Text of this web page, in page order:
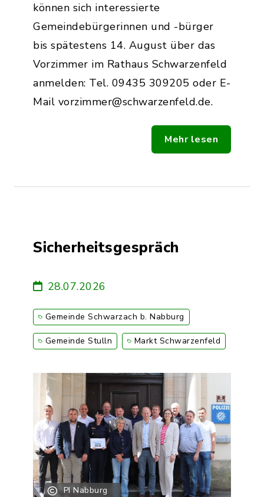
können sich interessierte
Gemeindebürgerinnen und -bürger
bis spätestens 14. August über das
Vorzimmer im Rathaus Schwarzenfeld
anmelden: Tel. 09435 309205 oder E-
Mail vorzimmer@schwarzenfeld.de.
Mehr lesen
Sicherheitsgespräch
28.07.2026
Gemeinde Schwarzach b. Nabburg
Gemeinde Stulln Markt Schwarzenfeld
PI Nabburg